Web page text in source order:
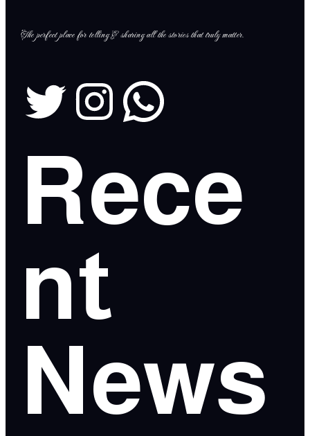
The perfect place for telling & sharing all the stories that truly matter.
Rece
nt
News